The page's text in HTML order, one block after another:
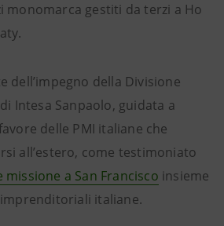
monomarca gestiti da terzi a Ho
dell’impegno della Divisione
Intesa Sanpaolo, guidata a
delle PMI italiane che
all’estero, come testimoniato
missione a San Francisco insieme
italiane.